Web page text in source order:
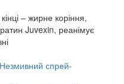
– жирне коріння,
Juvexin, реанімує
спрей-